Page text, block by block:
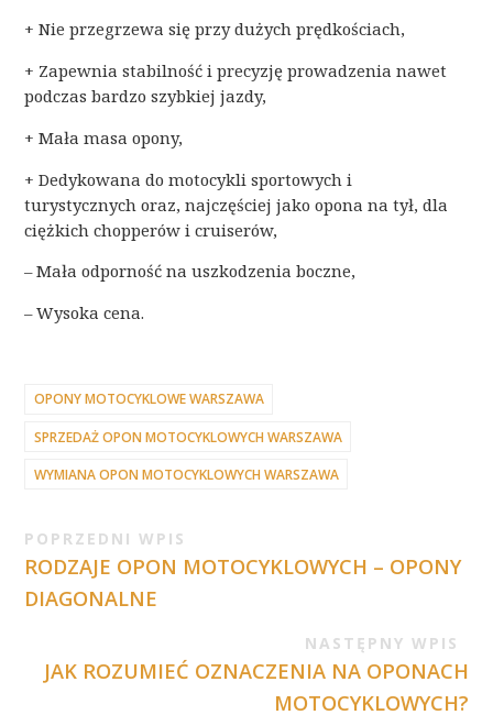
+ Nie przegrzewa się przy dużych prędkościach,
+ Zapewnia stabilność i precyzję prowadzenia nawet
podczas bardzo szybkiej jazdy,
+ Mała masa opony,
+ Dedykowana do motocykli sportowych i
turystycznych oraz, najczęściej jako opona na tył, dla
ciężkich chopperów i cruiserów,
– Mała odporność na uszkodzenia boczne,
– Wysoka cena.
OPONY MOTOCYKLOWE WARSZAWA
SPRZEDAŻ OPON MOTOCYKLOWYCH WARSZAWA
WYMIANA OPON MOTOCYKLOWYCH WARSZAWA
POPRZEDNI WPIS
RODZAJE OPON MOTOCYKLOWYCH – OPONY
DIAGONALNE
NASTĘPNY WPIS
JAK ROZUMIEĆ OZNACZENIA NA OPONACH
MOTOCYKLOWYCH?